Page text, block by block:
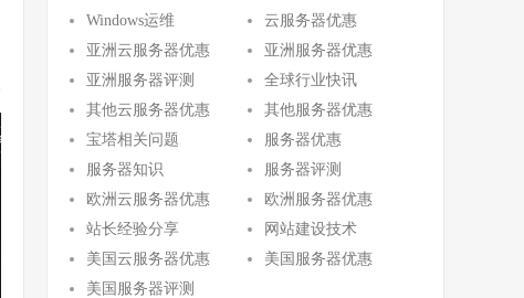
Windows运维
云服务器优惠
亚洲云服务器优惠
亚洲服务器优惠
亚洲服务器评测
全球行业快讯
其他云服务器优惠
其他服务器优惠
宝塔相关问题
服务器优惠
服务器知识
服务器评测
欧洲云服务器优惠
欧洲服务器优惠
站长经验分享
网站建设技术
美国云服务器优惠
美国服务器优惠
美国服务器评测